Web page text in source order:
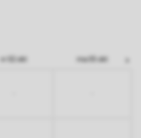
vr 02 okt ma 05 okt